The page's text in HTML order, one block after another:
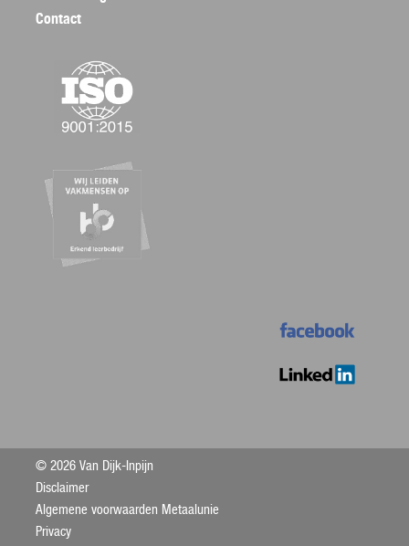
Contact
© 2026 Van Dijk-Inpijn
Disclaimer
Algemene voorwaarden Metaalunie
Privacy